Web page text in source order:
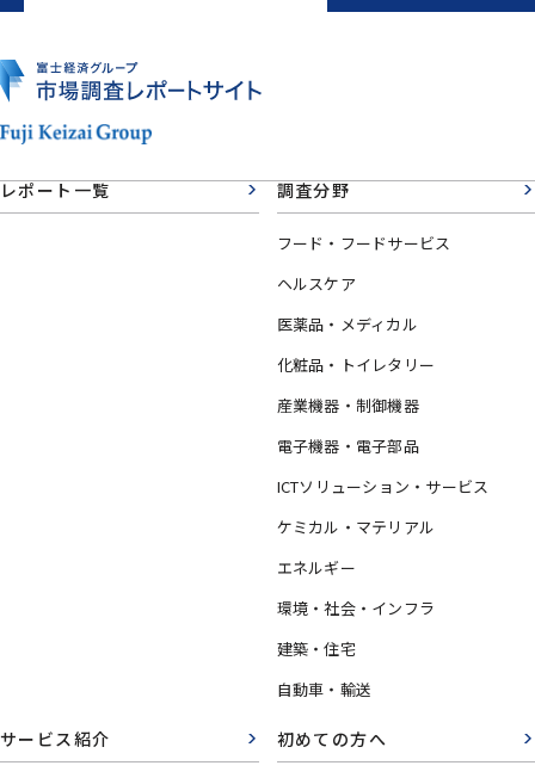
レポート一覧 調査分野
フード・フードサービス
ヘルスケア
医薬品・メディカル
化粧品・トイレタリー
産業機器・制御機器
電子機器・電子部品
ICTソリューション・サービス
ケミカル・マテリアル
エネルギー
環境・社会・インフラ
建築・住宅
自動車・輸送
サービス紹介 初めての方へ